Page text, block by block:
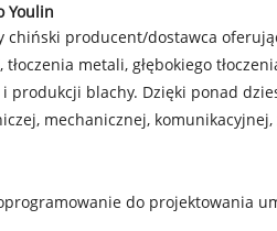
Youlin
producent/dostawca
tłoczenia metali, głębokiego
produkcji blachy. Dzięki ponad
mechanicznej,
do projektowania